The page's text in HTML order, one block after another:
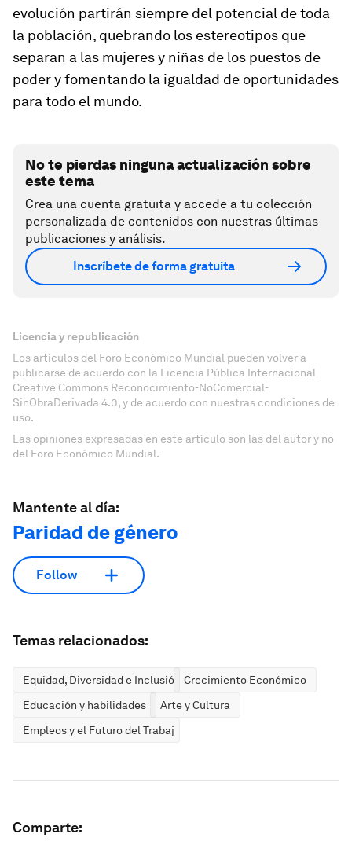
evolución partirán siempre del potencial de toda
la población, quebrando los estereotipos que
separan a las mujeres y niñas de los puestos de
poder y fomentando la igualdad de oportunidades
para todo el mundo.
No te pierdas ninguna actualización sobre
este tema
Crea una cuenta gratuita y accede a tu colección
personalizada de contenidos con nuestras últimas
publicaciones y análisis.
Inscríbete de forma gratuita
Licencia y republicación
Los artículos del Foro Económico Mundial pueden volver a
publicarse de acuerdo con la Licencia Pública Internacional
Creative Commons Reconocimiento-NoComercial-
SinObraDerivada 4.0, y de acuerdo con nuestras condiciones de
uso.
Las opiniones expresadas en este artículo son las del autor y no
del Foro Económico Mundial.
Mantente al día:
Paridad de género
Follow
Temas relacionados:
Equidad, Diversidad e Inclusión
Crecimiento Económico
Educación y habilidades
Arte y Cultura
Empleos y el Futuro del Trabajo
Comparte: